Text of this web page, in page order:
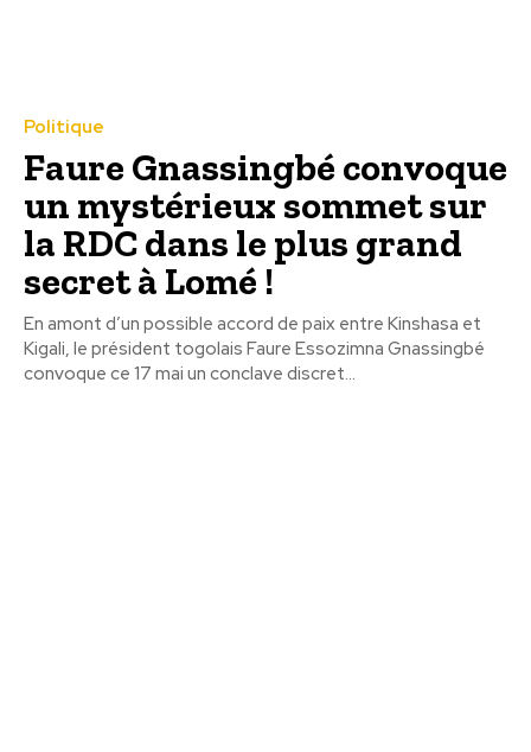
Politique
Faure Gnassingbé convoque
un mystérieux sommet sur
la RDC dans le plus grand
secret à Lomé !
En amont d’un possible accord de paix entre Kinshasa et
Kigali, le président togolais Faure Essozimna Gnassingbé
convoque ce 17 mai un conclave discret...